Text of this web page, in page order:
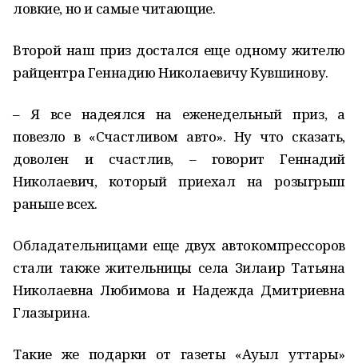
ловкие, но и самые читающие.
Второй наш приз достался еще одному жителю
райцентра Геннадию Николаевичу Кувшинову.
– Я все надеялся на еженедельный приз, а
повезло в «Счастливом авто». Ну что сказать,
доволен и счастлив, – говорит Геннадий
Николаевич, который приехал на розыгрыш
раньше всех.
Обладательницами еще двух автокомпрессоров
стали также жительницы села Зилаир Татьяна
Николаевна Любимова и Надежда Дмитриевна
Глазырина.
Такие же подарки от газеты «Ауыл уттары»